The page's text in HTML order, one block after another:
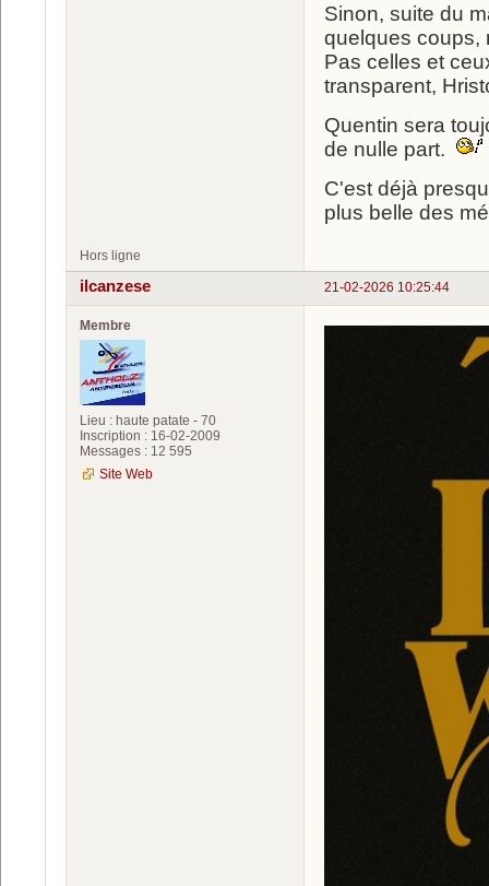
Sinon, suite du
quelques coups,
Pas celles et
transparent,
Quentin sera
de nulle part.
C'est déjà
plus belle des
Hors ligne
21-02-2026 10:25:44
ilcanzese
Membre
Lieu : haute patate - 70
Inscription : 16-02-2009
Messages : 12 595
Site Web